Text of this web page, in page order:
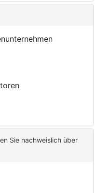
Sie nachweislich über